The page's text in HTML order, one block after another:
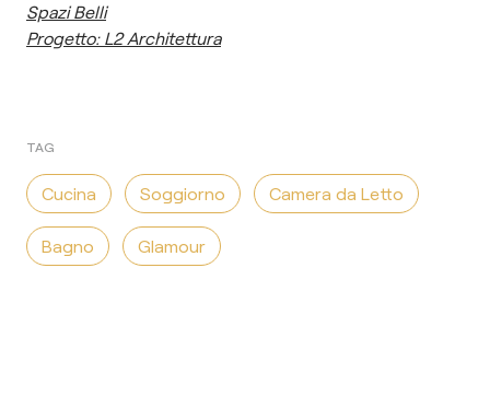
Spazi Belli
Progetto: L2 Architettura
TAG
Cucina Soggiorno Camera da Letto
Bagno Glamour